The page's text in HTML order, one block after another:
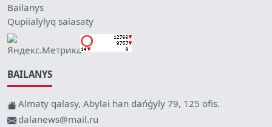
Bailanys
Qupiialylyq saiasaty
BAILANYS
Almaty qalasy, Abylai han dańǵyly 79, 125 ofis.
dalanews@mail.ru